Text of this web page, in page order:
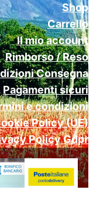
Shop
Carrello
Il mio account
Rimborso / Reso
Consegna
Pagamenti sicuri
e condizioni
Policy (UE)
Policy Gdpr